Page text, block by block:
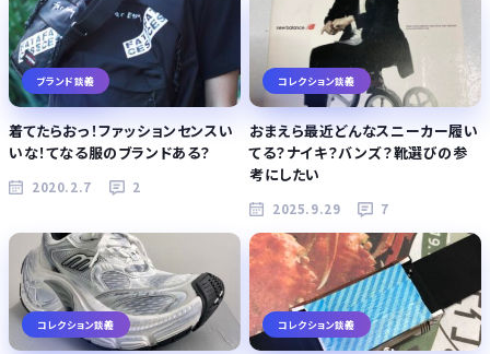
ブランド談義
着てたらおっ！ファッションセンスい
いな！てなる服のブランドある？
2020.2.7 2
コレクション談義
おまえら最近どんなスニーカー履い
てる？ナイキ？バンズ？靴選びの参
考にしたい
2025.9.29 7
コレクション談義 コレクション談義